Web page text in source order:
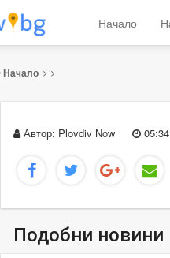
Начало
Начало
Автор: Plovdiv Now
Подобни новини